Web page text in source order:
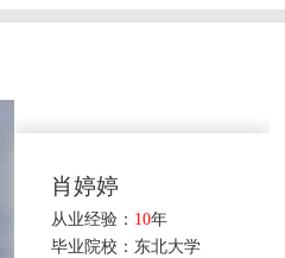
肖婷婷
从业经验： 10年
毕业院校：东北大学